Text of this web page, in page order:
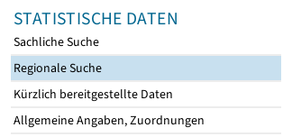
STATISTISCHE DATEN
Sachliche Suche
Regionale Suche
Kürzlich bereitgestellte Daten
Allgemeine Angaben, Zuordnungen